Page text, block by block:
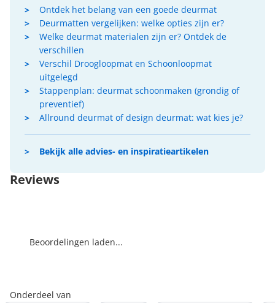
Ontdek het belang van een goede deurmat
Deurmatten vergelijken: welke opties zijn er?
Welke deurmat materialen zijn er? Ontdek de
verschillen
Verschil Droogloopmat en Schoonloopmat
uitgelegd
Stappenplan: deurmat schoonmaken (grondig of
preventief)
Allround deurmat of design deurmat: wat kies je?
Bekijk alle advies- en inspiratieartikelen
Reviews
Beoordelingen laden...
Onderdeel van